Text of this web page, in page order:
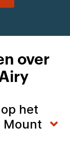
over
het
Mount